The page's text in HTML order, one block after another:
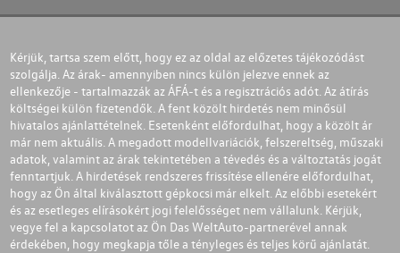
Kérjük, tartsa szem előtt, hogy ez az oldal az előzetes tájékozódást
szolgálja. Az árak- amennyiben nincs külön jelezve ennek az
ellenkezője - tartalmazzák az ÁFÁ-t és a regisztrációs adót. Az átírás
költségei külön fizetendők. A fent közölt hirdetés nem minősül
hivatalos ajánlattételnek. Esetenként előfordulhat, hogy a közölt ár
már nem aktuális. A megadott modellvariációk, felszereltség, műszaki
adatok, valamint az árak tekintetében a tévedés és a változtatás jogát
fenntartjuk. A hirdetések rendszeres frissítése ellenére előfordulhat,
hogy az Ön által kiválasztott gépkocsi már elkelt. Az előbbi esetekért
és az esetleges elírásokért jogi felelősséget nem vállalunk. Kérjük,
vegye fel a kapcsolatot az Ön Das WeltAuto-partnerével annak
érdekében, hogy megkapja tőle a tényleges és teljes körű ajánlatát.